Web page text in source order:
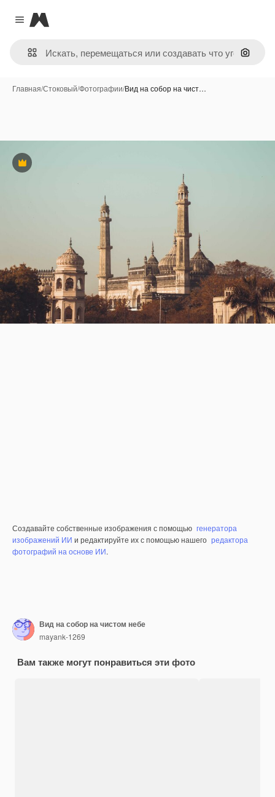
Close menu
Magnific
Поиск
Главная/Стоковый/Фотографии/Вид на собор на чист…
Премиум
Создавайте собственные изображения с помощью генератора
изображений ИИ и редактируйте их с помощью нашего редактора
фотографий на основе ИИ.
Вид на собор на чистом небе
mayank-1269
Вам также могут понравиться эти фото